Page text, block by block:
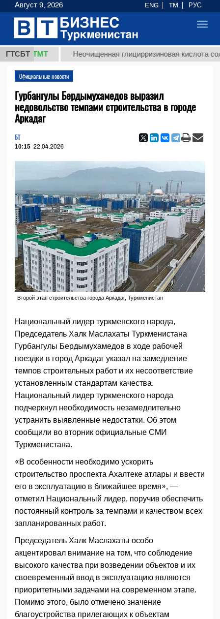
ГТСБТ
ТМТ Неочищенная глицирризиновая кислота
Официальные новости
Гурбангулы Бердымухамедов выразил
недовольство темпами строительства в городе
Аркадаг
БТ
10:15 22.04.2026
Второй этап строительства города Аркадаг, Туркменистан
Национальный лидер туркменского народа,
Председатель Халк Маслахаты Туркменистана
Гурбангулы Бердымухамедов в ходе рабочей
поездки в город Аркадаг указал на замедление
темпов строительных работ и их несоответствие
установленным стандартам качества.
Национальный лидер туркменского народа
подчеркнул необходимость незамедлительно
устранить выявленные недостатки. Об этом
сообщили во вторник официальные СМИ
Туркменистана.
«В особенности необходимо ускорить
строительство проспекта Ахалтеке атлары и ввести
его в эксплуатацию в ближайшее время», —
отметил Национальный лидер, поручив обеспечить
постоянный контроль за темпами и качеством всех
запланированных работ.
Председатель Халк Маслахаты особо
акцентировал внимание на том, что соблюдение
высокого качества при возведении объектов и их
своевременный ввод в эксплуатацию являются
приоритетными задачами на современном этапе.
Помимо этого, было отмечено значение
благоустройства прилегающих к объектам
Август 9, 2026 ENG TM РУС